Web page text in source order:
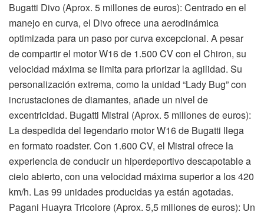
Bugatti Divo (Aprox. 5 millones de euros): Centrado en el
manejo en curva, el Divo ofrece una aerodinámica
optimizada para un paso por curva excepcional. A pesar
de compartir el motor W16 de 1.500 CV con el Chiron, su
velocidad máxima se limita para priorizar la agilidad. Su
personalización extrema, como la unidad “Lady Bug” con
incrustaciones de diamantes, añade un nivel de
excentricidad. Bugatti Mistral (Aprox. 5 millones de euros):
La despedida del legendario motor W16 de Bugatti llega
en formato roadster. Con 1.600 CV, el Mistral ofrece la
experiencia de conducir un hiperdeportivo descapotable a
cielo abierto, con una velocidad máxima superior a los 420
km/h. Las 99 unidades producidas ya están agotadas.
Pagani Huayra Tricolore (Aprox. 5,5 millones de euros): Un